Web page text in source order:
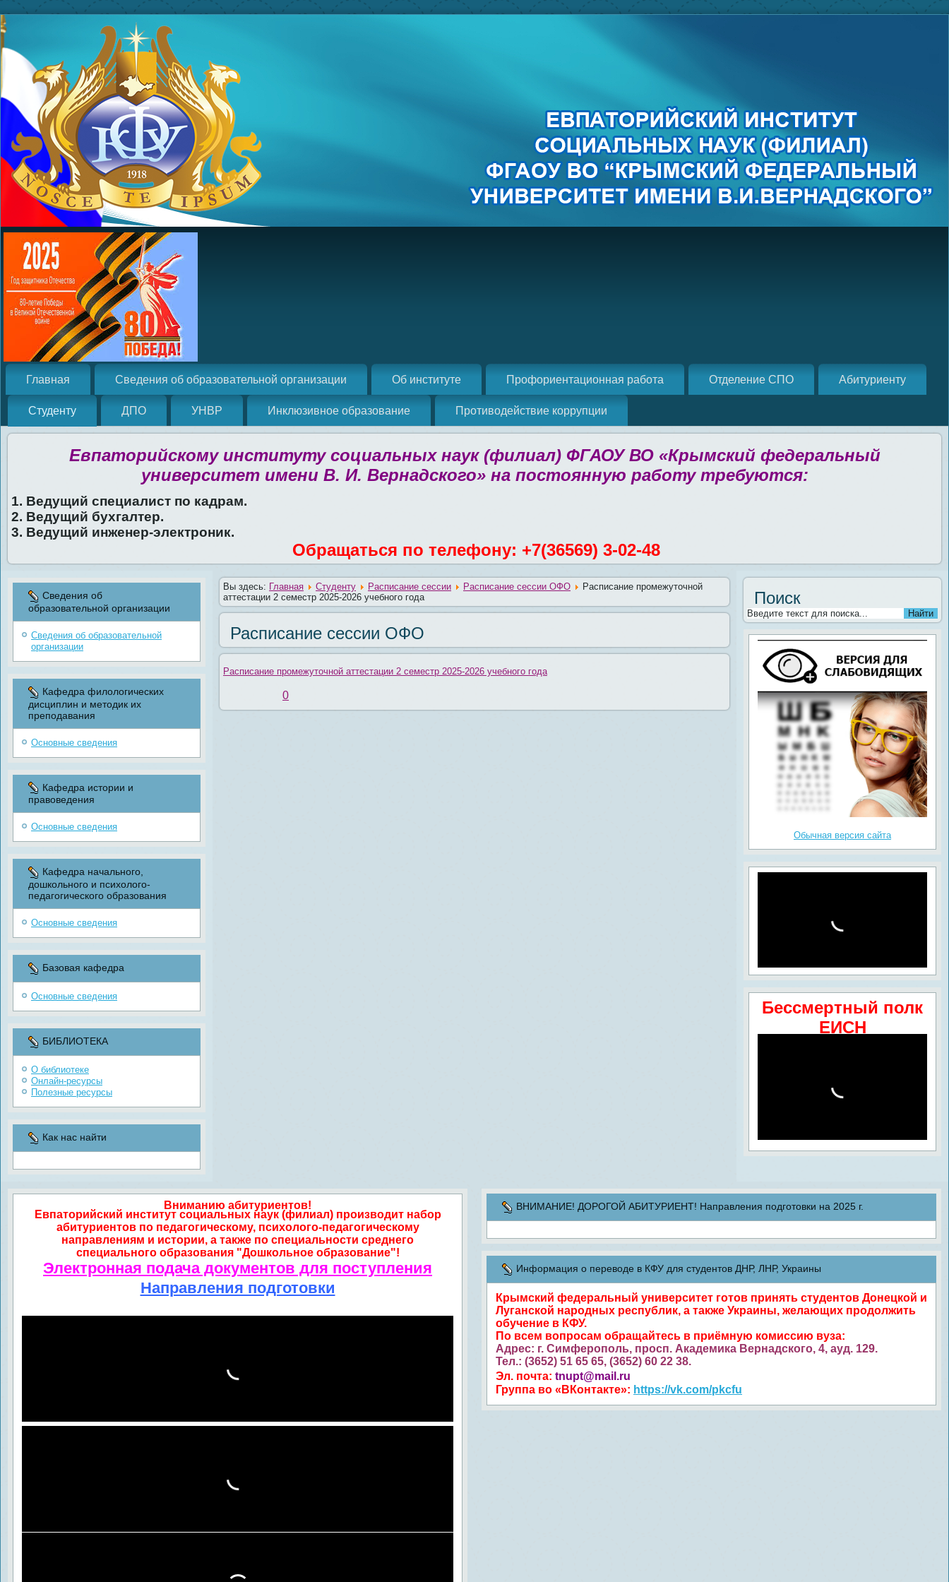
Главная Сведения об образовательной организации Об институте Профориентационная работа Отделение СПО Абитуриенту
Студенту ДПО УНВР Инклюзивное образование Противодействие коррупции
Евпаторийскому институту социальных наук (филиал) ФГАОУ ВО «Крымский федеральный
университет имени В. И. Вернадского» на постоянную работу требуются:
1. Ведущий специалист по кадрам.
2. Ведущий бухгалтер.
3. Ведущий инженер-электроник.
Обращаться по телефону: +7(36569) 3-02-48
Сведения об
образовательной организации
Сведения об образовательной
организации
Кафедра филологических
дисциплин и методик их
преподавания
Основные сведения
Кафедра истории и
правоведения
Основные сведения
Кафедра начального,
дошкольного и психолого-
педагогического образования
Основные сведения
Базовая кафедра
Основные сведения
БИБЛИОТЕКА
О библиотеке
Онлайн-ресурсы
Полезные ресурсы
Как нас найти
Вы здесь: Главная Студенту Расписание сессии Расписание сессии ОФО
Расписание промежуточной
аттестации 2 семестр 2025-2026 учебного года
Расписание сессии ОФО
Расписание промежуточной аттестации 2 семестр 2025-2026 учебного года
0
Поиск
Обычная версия сайта
Бессмертный полк
ЕИСН
Вниманию абитуриентов!
Евпаторийский институт социальных наук (филиал) производит набор
абитуриентов по педагогическому, психолого-педагогическому
направлениям и истории, а также по специальности среднего
специального образования "Дошкольное образование"!
Электронная подача документов для поступления
Направления подготовки
ВНИМАНИЕ! ДОРОГОЙ АБИТУРИЕНТ! Направления подготовки на 2025 г.
Информация о переводе в КФУ для студентов ДНР, ЛНР, Украины
Крымский федеральный университет готов принять студентов Донецкой и
Луганской народных республик, а также Украины, желающих продолжить
обучение в КФУ.
По всем вопросам обращайтесь в приёмную комиссию вуза:
Адрес: г. Симферополь, просп. Академика Вернадского, 4, ауд. 129.
Тел.: (3652) 51 65 65, (3652) 60 22 38.
Эл. почта: tnupt@mail.ru
Группа во «ВКонтакте»: https://vk.com/pkcfu